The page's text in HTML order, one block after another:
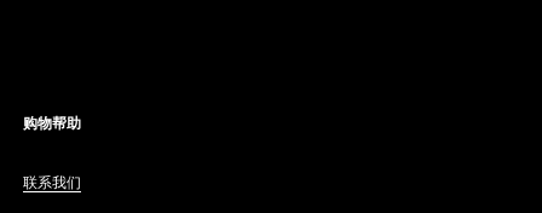
购物帮助
联系我们